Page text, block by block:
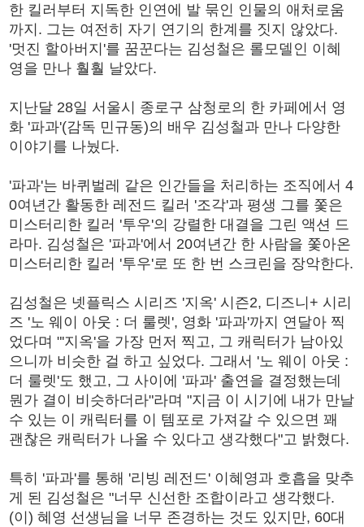
한 킬러부터 지독한 인연에 발 묶인 인물의 애처로움
까지. 그는 여전히 자기 연기의 한계를 짓지 않았다.
'멋진 할아버지'를 꿈꾼다는 김성철은 롤모델인 이혜
영을 만나 훨훨 날았다.
지난달 28일 서울시 종로구 삼청로의 한 카페에서 영
화 '파과'(감독 민규동)의 배우 김성철과 만나 다양한
이야기를 나눴다.
'파과'는 바퀴벌레 같은 인간들을 처리하는 조직에서 4
0여년간 활동한 레전드 킬러 '조각'과 평생 그를 쫓은
미스터리한 킬러 '투우'의 강렬한 대결을 그린 액션 드
라마. 김성철은 '파과'에서 20여년간 한 사람을 쫓아온
미스터리한 킬러 '투우'로 또 한 번 스크린을 장악한다.
김성철은 넷플릭스 시리즈 '지옥' 시즌2, 디즈니+ 시리
즈 '노 웨이 아웃 : 더 룰렛', 영화 '파과'까지 연달아 찍
었다며 "'지옥'을 가장 먼저 찍고, 그 캐릭터가 남아있
으니까 비슷한 걸 하고 싶었다. 그래서 '노 웨이 아웃 :
더 룰렛'도 했고, 그 사이에 '파과' 출연을 결정했는데
뭔가 결이 비슷하더라"라며 "지금 이 시기에 내가 만날
수 있는 이 캐릭터를 이 템포로 가져갈 수 있으면 꽤
괜찮은 캐릭터가 나올 수 있다고 생각했다"고 밝혔다.
특히 '파과'를 통해 '리빙 레전드' 이혜영과 호흡을 맞추
게 된 김성철은 "너무 신선한 조합이라고 생각했다.
(이) 혜영 선생님을 너무 존경하는 것도 있지만, 60대